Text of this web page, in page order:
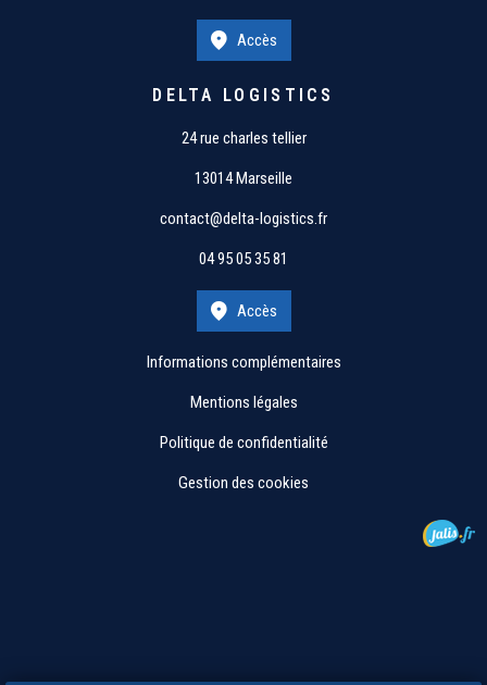
Accès
DELTA LOGISTICS
24 rue charles tellier
13014 Marseille
contact@delta-logistics.fr
04 95 05 35 81
Accès
Informations complémentaires
Mentions légales
Politique de confidentialité
Gestion des cookies